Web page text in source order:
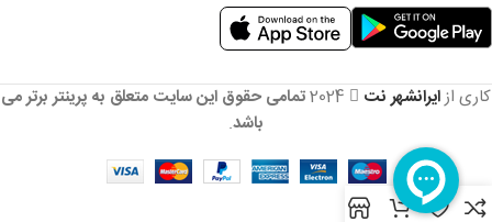
کاری ازایرانشهر نت
تمامی حقوق این سایت متعلق به پرینتر برتر می
باشد.